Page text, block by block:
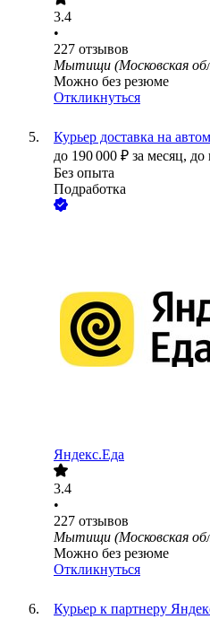
3.4
•
227 отзывов
Мытищи (Московская
Можно без резюме
Откликнуться
Курьер доставка на
до 190 000 ₽ за месяц, до
Без опыта
Подработка
Яндекс.Еда
3.4
•
227 отзывов
Мытищи (Московская
Можно без резюме
Откликнуться
Курьер к партнеру